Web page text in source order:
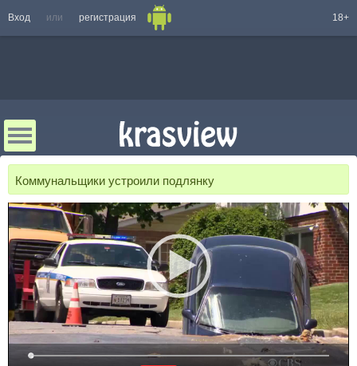
Вход или регистрация 18+
Коммунальщики устроили подлянку